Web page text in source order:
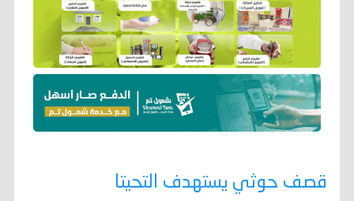
قصف حوثي يستهدف التحيتا